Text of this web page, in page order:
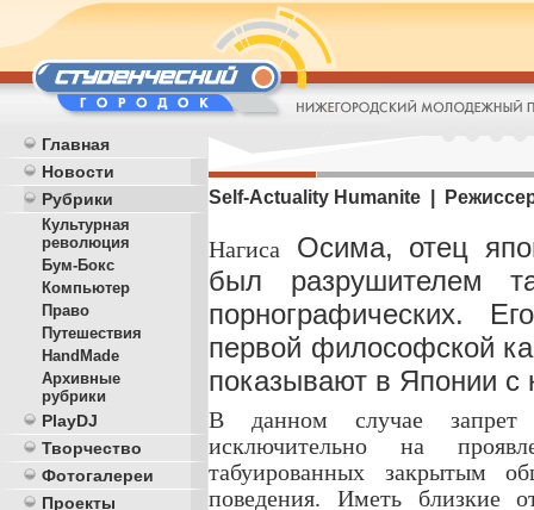
Главная
Новости
Рубрики
Культурная
революция
Бум-Бокс
Компьютер
Право
Путешествия
HandMade
Архивные
рубрики
PlayDJ
Творчество
Фотогалереи
Проекты
Self-Actuality Humanite |
Нагиса
Осима, отец
был разрушителем
порнографических.
первой философской
показывают в Японии с
В данном случае запрет
исключительно на
табуированных закрытым
поведения. Иметь близкие